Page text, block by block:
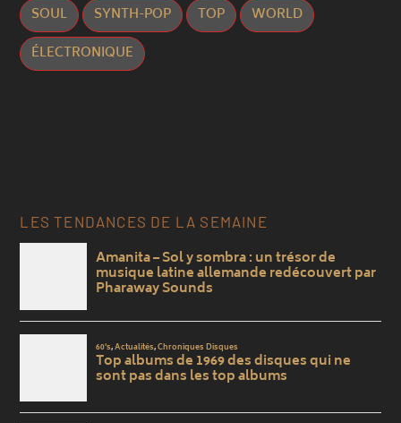
SOUL
SYNTH-POP TOP
WORLD
ÉLECTRONIQUE
LES TENDANCES DE LA SEMAINE